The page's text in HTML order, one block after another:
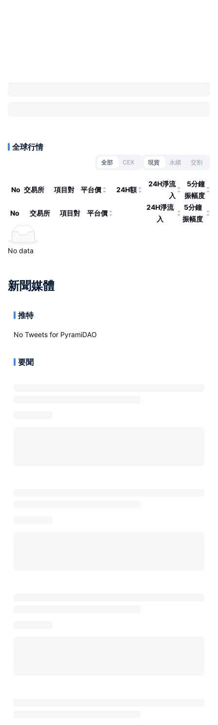
全球行情
全部 CEX 現貨 永續 交割
No 交易所 項目對 平台價 24H額
24H淨流
入
5分鐘
振幅度
No 交易所 項目對 平台價
24H淨流
入
5分鐘
振幅度
No data
新聞媒體
推特
No Tweets for PyramiDAO
要聞